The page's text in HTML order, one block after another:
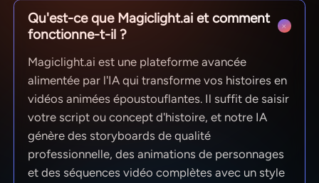
Qu'est-ce que Magiclight.ai et comment
fonctionne-t-il ?
Magiclight.ai est une plateforme avancée
alimentée par l'IA qui transforme vos histoires en
vidéos animées époustouflantes. Il suffit de saisir
votre script ou concept d'histoire, et notre IA
génère des storyboards de qualité
professionnelle, des animations de personnages
et des séquences vidéo complètes avec un style